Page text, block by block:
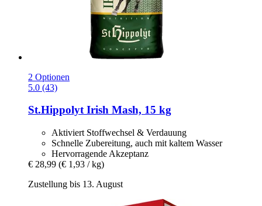
2 Optionen
5.0 (43)
St.HippolytIrish Mash, 15 kg
Aktiviert Stoffwechsel & Verdauung
Schnelle Zubereitung, auch mit kaltem Wasser
Hervorragende Akzeptanz
€ 28,99 (€ 1,93 / kg)
Zustellung bis 13. August